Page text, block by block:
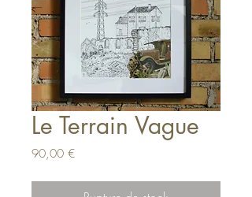
Le Terrain Vague
90,00 €Prix